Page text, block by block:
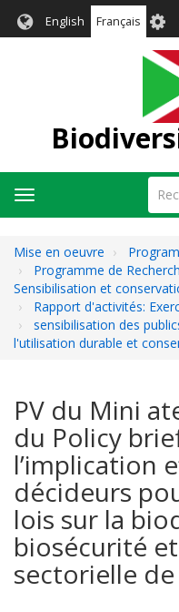
English Français
Toggle
navigation
Mise en oeuvre
Programme de
Sensibilisation et
Rapport d'activités:
sensibilisation des
l'utilisation durable et
PV du Mini
du Policy
l’implication
décideurs
lois sur la
biosécurité
sectorielle